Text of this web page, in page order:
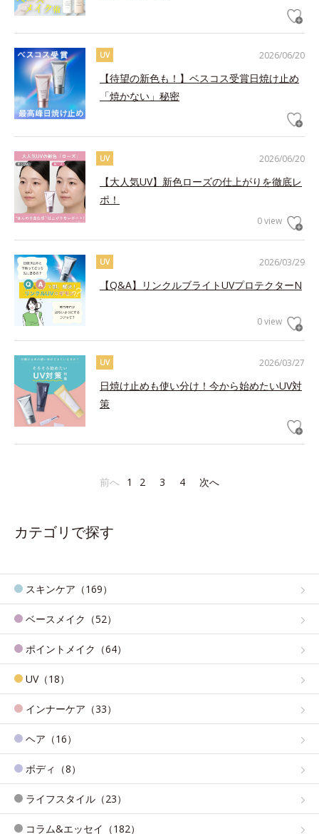
2026/06/20
UV
【待望の新色も！】ベスコス受賞日焼け止め
「焼かない」秘密
2026/06/20
UV
【大人気UV】新色ローズの仕上がりを徹底レ
ポ！
0 view
2026/03/29
UV
【Q&A】リンクルブライトUVプロテクターN
0 view
2026/03/27
UV
日焼け止めも使い分け！今から始めたいUV対
策
前へ 1 2 3 4 次へ
カテゴリで探す
スキンケア（169）
ベースメイク（52）
ポイントメイク（64）
UV（18）
インナーケア（33）
ヘア（16）
ボディ（8）
ライフスタイル（23）
コラム&エッセイ（182）